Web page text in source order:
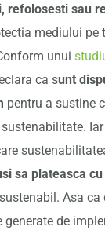
refolosesti sau
mediului pe
unui
ca sunt
pentru a sustine
Iar
sa plateasca
Asa ca
generate de